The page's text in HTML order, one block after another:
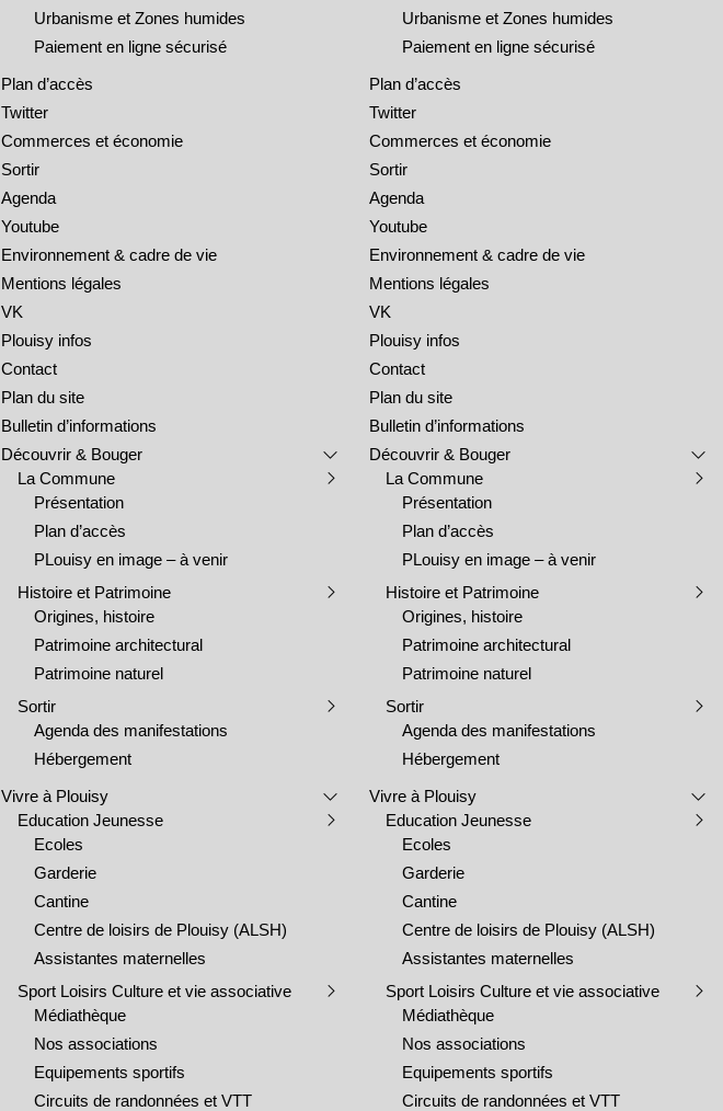
Urbanisme et Zones humides
Paiement en ligne sécurisé
Plan d’accès
Twitter
Commerces et économie
Sortir
Agenda
Youtube
Environnement & cadre de vie
Mentions légales
VK
Plouisy infos
Contact
Plan du site
Bulletin d’informations
Découvrir & Bouger
La Commune
Présentation
Plan d’accès
PLouisy en image – à venir
Histoire et Patrimoine
Origines, histoire
Patrimoine architectural
Patrimoine naturel
Sortir
Agenda des manifestations
Hébergement
Vivre à Plouisy
Education Jeunesse
Ecoles
Garderie
Cantine
Centre de loisirs de Plouisy (ALSH)
Assistantes maternelles
Sport Loisirs Culture et vie associative
Médiathèque
Nos associations
Equipements sportifs
Circuits de randonnées et VTT
Urbanisme et Zones humides
Paiement en ligne sécurisé
Plan d’accès
Twitter
Commerces et économie
Sortir
Agenda
Youtube
Environnement & cadre de vie
Mentions légales
VK
Plouisy infos
Contact
Plan du site
Bulletin d’informations
Découvrir & Bouger
La Commune
Présentation
Plan d’accès
PLouisy en image – à venir
Histoire et Patrimoine
Origines, histoire
Patrimoine architectural
Patrimoine naturel
Sortir
Agenda des manifestations
Hébergement
Vivre à Plouisy
Education Jeunesse
Ecoles
Garderie
Cantine
Centre de loisirs de Plouisy (ALSH)
Assistantes maternelles
Sport Loisirs Culture et vie associative
Médiathèque
Nos associations
Equipements sportifs
Circuits de randonnées et VTT